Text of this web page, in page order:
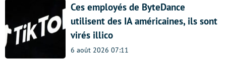
Ces employés de ByteDance
utilisent des IA américaines, ils sont
virés illico
6 août 2026 07:11